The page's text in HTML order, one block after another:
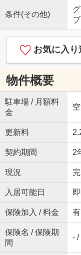
条件(その他)
お気に入り
物件概要
駐車場 / 月額料
金
更新料
契約期間 2
現況
入居可能日
保険加入 / 料金
保険名 / 保険期
間
- /